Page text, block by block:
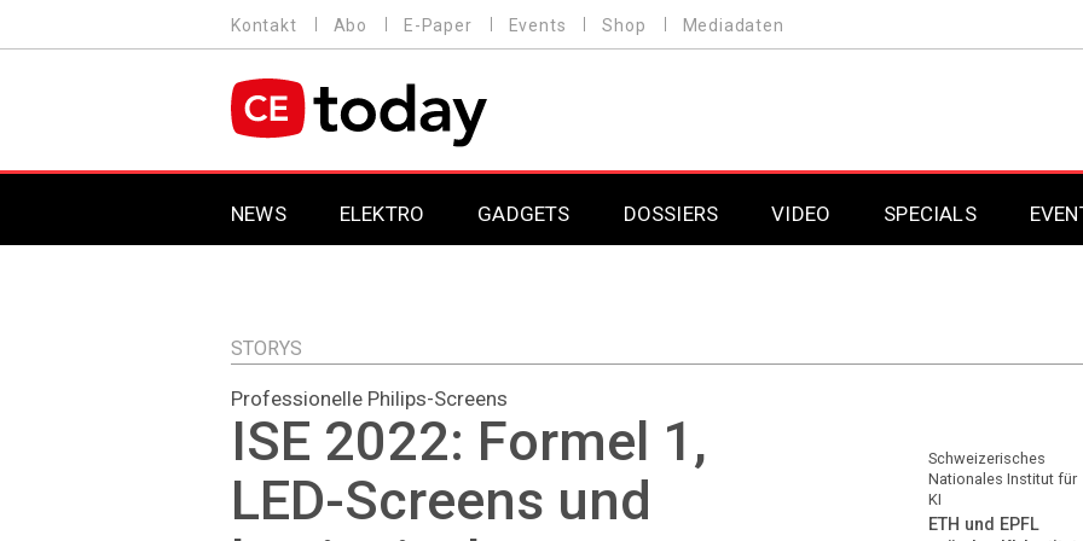
zum
MENU
Kontakt Abo E-Paper Events Shop Mediadaten
MAIN NAVIGATION
NEWS ELEKTRO GADGETS DOSSIERS
DAB+
VIDEO SPECIALS
Professional AV &
Professional AV &
STORYS
Professionelle Philips-Screens
ISE 2022: Formel 1,
LED-Screens und
Schweizerisches
Nationales Institut für
KI
ETH und EPFL